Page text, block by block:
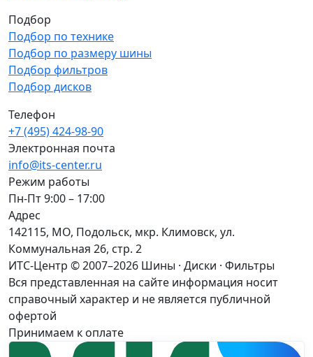
Подбор
Подбор по технике
Подбор по размеру шины
Подбор фильтров
Подбор дисков
Телефон
+7 (495) 424-98-90
Электронная почта
info@its-center.ru
Режим работы
Пн-Пт 9:00 – 17:00
Адрес
142115, МО, Подольск, мкр. Климовск, ул.
Коммунальная 26, стр. 2
ИТС-Центр © 2007–2026 Шины · Диски · Фильтры
Вся представленная на сайте информация носит
справочный характер и не является публичной
офертой
Принимаем к оплате